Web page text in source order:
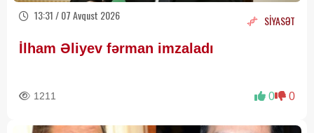
13:31 / 07 Avqust 2026 SİYASƏT
İlham Əliyev fərman imzaladı
1211 0 0